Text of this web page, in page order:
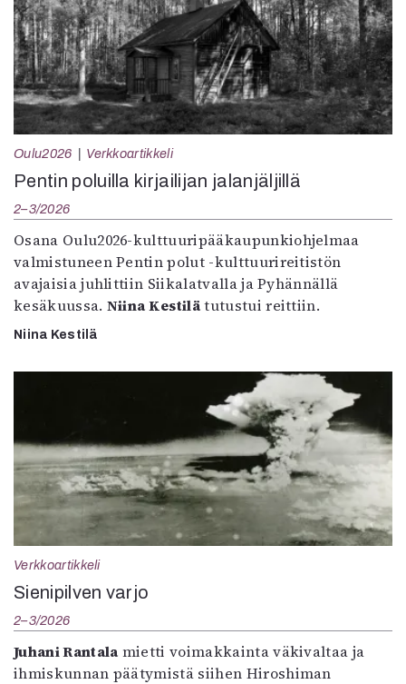
Oulu2026 Verkkoartikkeli
Pentin poluilla kirjailijan jalanjäljillä
2–3/2026
Osana Oulu2026-kulttuuripääkaupunkiohjelmaa
valmistuneen Pentin polut -kulttuurireitistön
avajaisia juhlittiin Siikalatvalla ja Pyhännällä
kesäkuussa. Niina Kestilätutustui reittiin.
Niina Kestilä
Verkkoartikkeli
Sienipilven varjo
2–3/2026
Juhani Rantala mietti voimakkainta väkivaltaa ja
ihmiskunnan päätymistä siihen Hiroshiman